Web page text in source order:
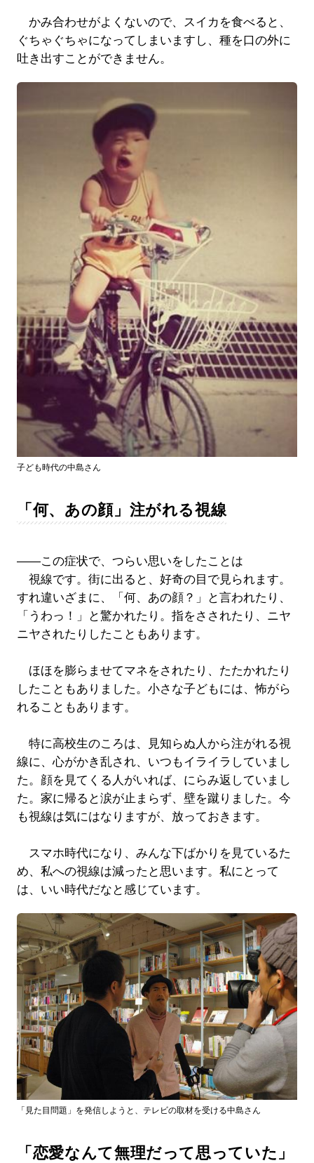
かみ合わせがよくないので、スイカを食べると、
ぐちゃぐちゃになってしまいますし、種を口の外に
吐き出すことができません。
子ども時代の中島さん
「何、あの顔」注がれる視線
――この症状で、つらい思いをしたことは
視線です。街に出ると、好奇の目で見られます。
すれ違いざまに、「何、あの顔？」と言われたり、
「うわっ！」と驚かれたり。指をさされたり、ニヤ
ニヤされたりしたこともあります。
ほほを膨らませてマネをされたり、たたかれたり
したこともありました。小さな子どもには、怖がら
れることもあります。
特に高校生のころは、見知らぬ人から注がれる視
線に、心がかき乱され、いつもイライラしていまし
た。顔を見てくる人がいれば、にらみ返していまし
た。家に帰ると涙が止まらず、壁を蹴りました。今
も視線は気にはなりますが、放っておきます。
スマホ時代になり、みんな下ばかりを見ているた
め、私への視線は減ったと思います。私にとって
は、いい時代だなと感じています。
「見た目問題」を発信しようと、テレビの取材を受ける中島さん
「恋愛なんて無理だって思っていた」